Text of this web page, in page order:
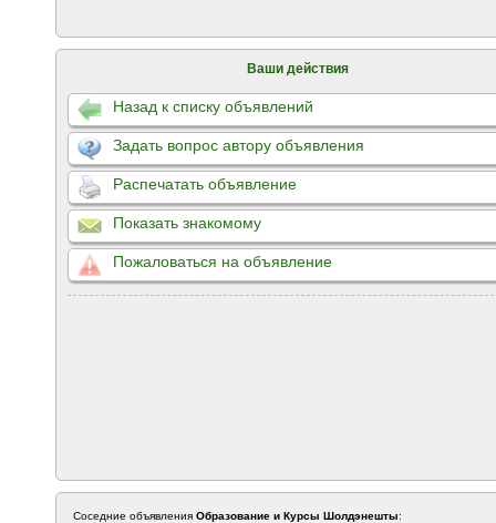
Ваши действия
Назад к списку объявлений
Задать вопрос автору объявления
Распечатать объявление
Показать знакомому
Пожаловаться на объявление
Соседние объявления Образование и Курсы Шолдэнешты: